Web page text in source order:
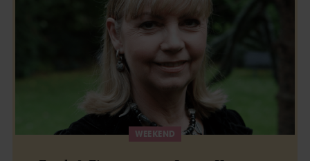
WEEKEND